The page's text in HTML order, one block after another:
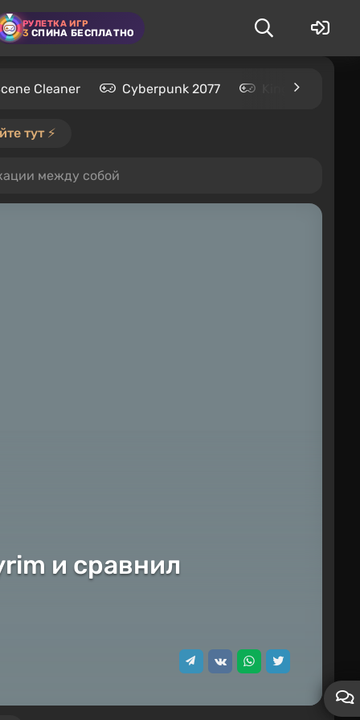
РУЛЕТКА ИГР
3 СПИНА БЕСПЛАТНО
Cleaner Cyberpunk 2077 Kingdom
тут ⚡️
между собой
и сравнил